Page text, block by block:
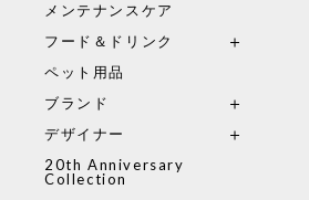
メンテナンスケア
フード＆ドリンク
ペット用品
ブランド
デザイナー
20th Anniversary
Collection